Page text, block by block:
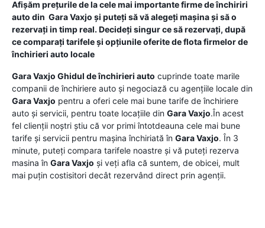
Afișăm prețurile de la cele mai importante firme de închiriri
auto din Gara Vaxjo și puteți să vă alegeți mașina și să o
rezervați in timp real. Decideți singur ce să rezervați, după
ce comparați tarifele și opțiunile oferite de flota firmelor de
închirieri auto locale
Gara Vaxjo Ghidul de închirieri auto cuprinde toate marile
companii de închiriere auto și negociază cu agențiile locale din
Gara Vaxjo pentru a oferi cele mai bune tarife de închiriere
auto și servicii, pentru toate locațiile din Gara Vaxjo.În acest
fel clienții noștri știu că vor primi întotdeauna cele mai bune
tarife și servicii pentru mașina închiriată în Gara Vaxjo. În 3
minute, puteți compara tarifele noastre și vă puteți rezerva
masina în Gara Vaxjo și veți afla că suntem, de obicei, mult
mai puțin costisitori decât rezervând direct prin agenții.